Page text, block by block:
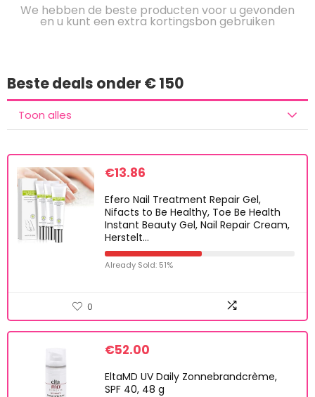
We hebben de beste producten voor u gevonden
en u kunt een extra kortingsbon gebruiken
Beste deals onder € 150
Toon alles
€13.86
Efero Nail Treatment Repair Gel,
Nifacts to Be Healthy, Toe Be Health
Instant Beauty Gel, Nail Repair Cream,
Herstelt…
Already Sold: 51%
0
€52.00
EltaMD UV Daily Zonnebrandcrème,
SPF 40, 48 g